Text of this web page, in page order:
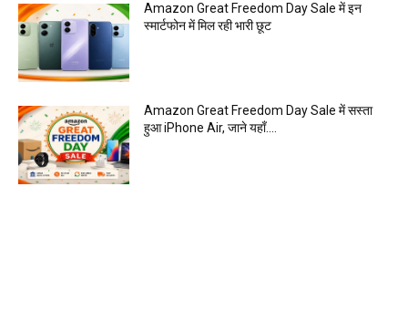
Amazon Great Freedom Day Sale में इन
स्मार्टफोन में मिल रही भारी छूट
Amazon Great Freedom Day Sale में सस्ता
हुआ iPhone Air, जाने यहाँ….